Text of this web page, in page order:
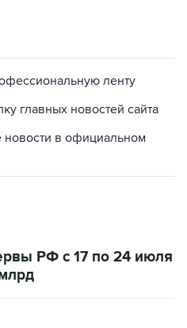
ленту
главных новостей сайта
новости в официальном
РФ с 17 по 24 июля